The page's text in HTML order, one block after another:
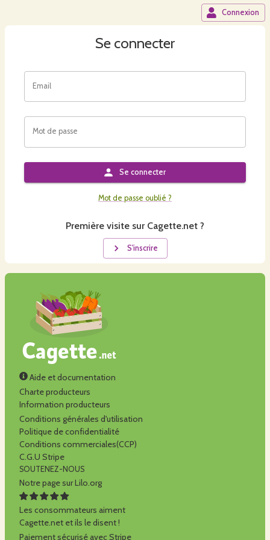
Connexion
Se connecter
Email
Mot de passe
Se connecter
Mot de passe oublié ?
Première visite sur Cagette.net ?
S'inscrire
Aide et documentation
Charte producteurs
Information producteurs
Conditions générales d'utilisation
Politique de confidentialité
Conditions commerciales(CCP)
C.G.U Stripe
SOUTENEZ-NOUS
Notre page sur Lilo.org
Les consommateurs aiment
Cagette.net et ils le disent !
Paiement sécurisé avec Stripe